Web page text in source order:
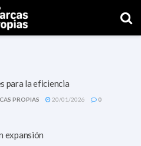
para la eficiencia
PROPIAS 20/01/2026 0
expansión